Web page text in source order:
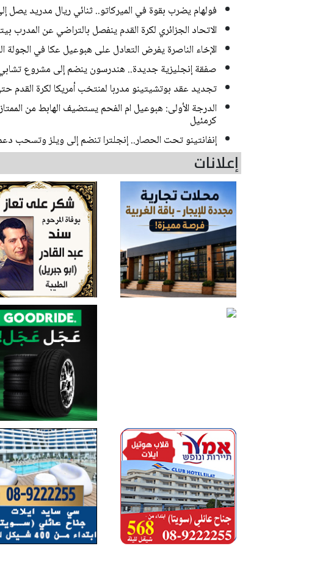
فولهام يضرب بقوة في الميركاتو.. ثنائي ريال مدريد يصل
الاتحاد الجزائري لكرة القدم ينفصل بالتراضي عن المدرب
الإخاء الناصرة يفرض التعادل على هبوعيل عكا في الجولة
صفقة إنجليزية جديدة.. هندرسون ينضم إلى مشروع
تجديد عقد بوتشيتينو مدربا لمنتخب أمريكا لكرة القدم حتى
الدرجة الأولى: هبوعيل ام الفحم يستضيف الهابط من
كرمئيل
إنفانتينو تحت الحصار.. إنجلترا تنضم إلى ويلز وتسحب
إعلانات